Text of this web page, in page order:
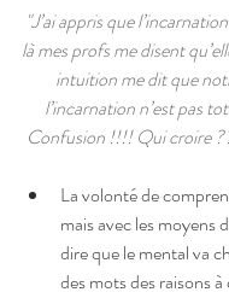
"J’ai appris que
là mes profs me disent
intuition me dit que
l’incarnation n’est pas
Confusion !!!! Qui croire
La volonté de
mais avec les moyens
dire que le mental va
des mots des raisons